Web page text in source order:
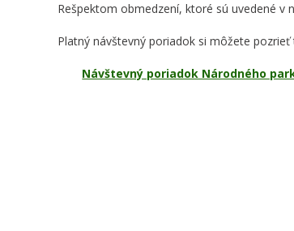
Rešpektom obmedzení, ktoré sú uvedené v
Platný návštevný poriadok si môžete pozrieť
Návštevný poriadok Národného